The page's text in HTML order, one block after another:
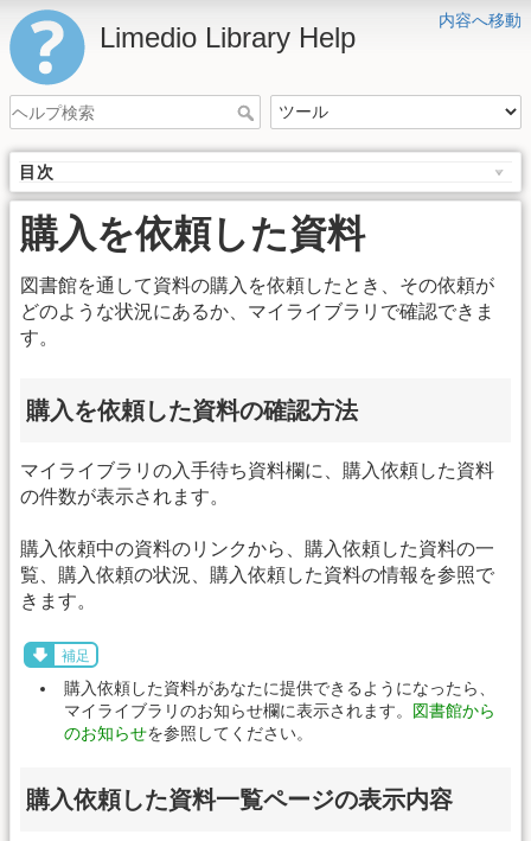
内容へ移動
Limedio Library Help
目次
購入を依頼した資料
図書館を通して資料の購入を依頼したとき、その依頼が
どのような状況にあるか、マイライブラリで確認できま
す。
購入を依頼した資料の確認方法
マイライブラリの入手待ち資料欄に、購入依頼した資料
の件数が表示されます。
購入依頼中の資料のリンクから、購入依頼した資料の一
覧、購入依頼の状況、購入依頼した資料の情報を参照で
きます。
補足
購入依頼した資料があなたに提供できるようになったら、
マイライブラリのお知らせ欄に表示されます。 図書館から
のお知らせを参照してください。
購入依頼した資料一覧ページの表示内容